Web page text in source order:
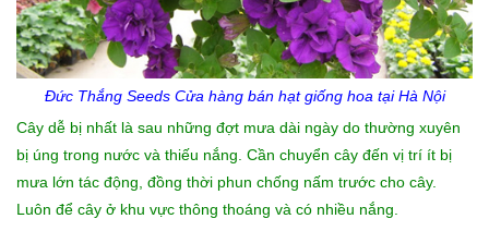
Đức Thắng Seeds Cửa hàng bán hạt giống hoatại Hà Nội
Cây dễ bị nhất là sau những đợt mưa dài ngày do thường xuyên
bị úng trong nước và thiếu nắng. Cần chuyển cây đến vị trí ít bị
mưa lớn tác động, đồng thời phun chống nấm trước cho cây.
Luôn để cây ở khu vực thông thoáng và có nhiều nắng.